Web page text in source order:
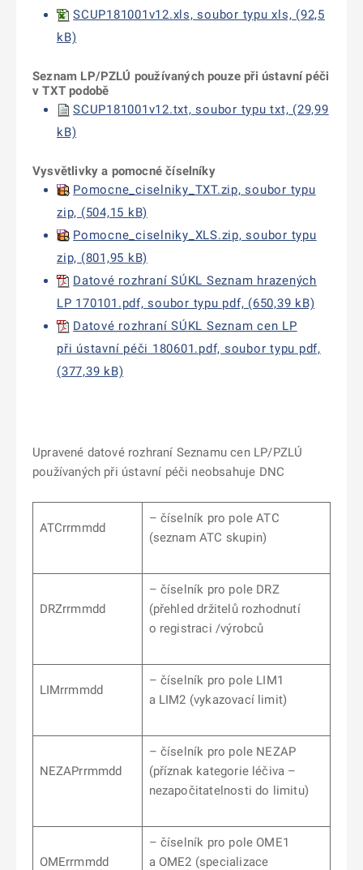
SCUP181001v12.xls, soubor typu xls, (92,5
kB)
Seznam LP/PZLÚ používaných pouze při ústavní péči
v TXT podobě
SCUP181001v12.txt, soubor typu txt, (29,99
kB)
Vysvětlivky a pomocné číselníky
Pomocne_ciselniky_TXT.zip, soubor typu
zip, (504,15 kB)
Pomocne_ciselniky_XLS.zip, soubor typu
zip, (801,95 kB)
Datové rozhraní SÚKL Seznam hrazených
LP 170101.pdf, soubor typu pdf, (650,39 kB)
Datové rozhraní SÚKL Seznam cen LP
při ústavní péči 180601.pdf, soubor typu pdf,
(377,39 kB)
Upravené datové rozhraní Seznamu cen LP/PZLÚ
používaných při ústavní péči neobsahuje DNC
ATCrrmmdd
– číselník pro pole ATC
(seznam ATC skupin)
DRZrrmmdd
– číselník pro pole DRZ
(přehled držitelů rozhodnutí
o registraci /výrobců
LIMrrmmdd
– číselník pro pole LIM1
a LIM2 (vykazovací limit)
NEZAPrrmmdd
– číselník pro pole NEZAP
(příznak kategorie léčiva –
nezapočitatelnosti do limitu)
OMErrmmdd
– číselník pro pole OME1
a OME2 (specializace